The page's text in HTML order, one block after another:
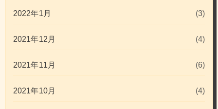
2022年1月 (3)
2021年12月 (4)
2021年11月 (6)
2021年10月 (4)